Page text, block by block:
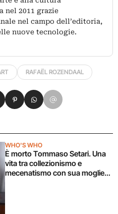
nel 2011 grazie
nel campo dell’editoria,
nuove tecnologie.
RAFAËL ROZENDAAL
WHO'S WHO
È morto Tommaso Setari. Una
vita tra collezionismo e
mecenatismo con sua moglie
su Xsu LinkedIn
Condividi su Pinterest
Condividi su WhatsApp
Condividi su Email